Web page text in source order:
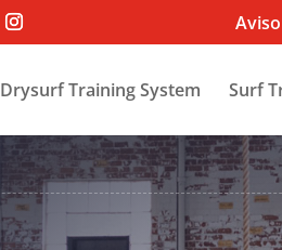
Drysurf Training System Surf